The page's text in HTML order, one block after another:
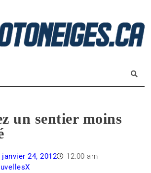
un sentier moins
janvier 24, 2012
12:00 am